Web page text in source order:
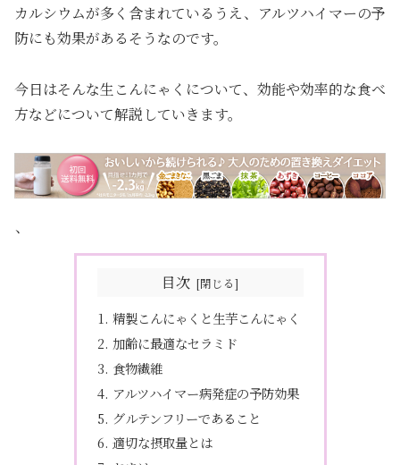
カルシウムが多く含まれているうえ、アルツハイマーの予
防にも効果があるそうなのです。
今日はそんな生こんにゃくについて、効能や効率的な食べ
方などについて解説していきます。
、
目次
精製こんにゃくと生芋こんにゃく
加齢に最適なセラミド
食物繊維
アルツハイマー病発症の予防効果
グルテンフリーであること
適切な摂取量とは